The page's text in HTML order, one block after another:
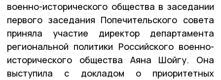
военно-исторического общества в заседании
первого заседания Попечительского совета
приняла участие директор департамента
региональной политики Российского военно-
исторического общества Аяна Шойгу. Она
выступила с докладом о приоритетных